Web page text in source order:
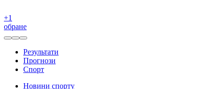
+1
обране
Результати
Прогнози
Спорт
Новини спорту